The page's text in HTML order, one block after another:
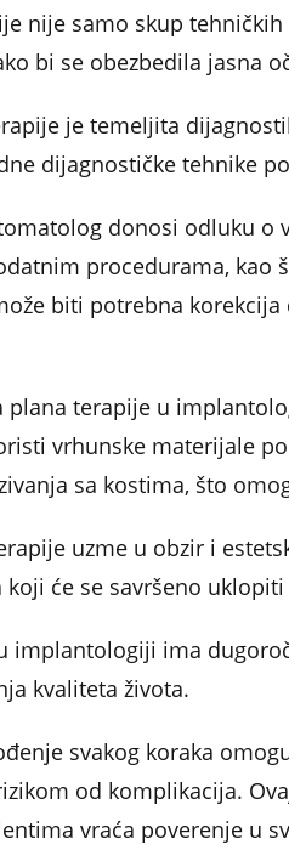
nije samo skup
bi se obezbedila jasna
je temeljita
dijagnostičke tehnike
donosi odluku
procedurama, kao
biti potrebna
plana terapije u
vrhunske materijale
sa kostima, što
uzme u obzir i
će se savršeno
implantologiji ima
kvaliteta života.
svakog koraka
od komplikacija.
vraća poverenje u